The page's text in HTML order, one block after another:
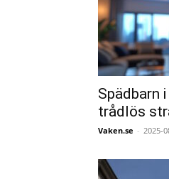
Spädbarn
trådlös
Vaken.se - 2025-